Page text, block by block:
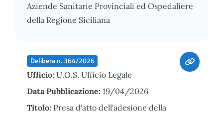
Aziende Sanitarie Provinciali ed Ospedaliere
della Regione Siciliana
Delibera n. 364/2026
Ufficio: U.O.S. Ufficio Legale
Data Pubblicazione: 19/04/2026
Titolo: Presa d'atto dell'adesione della